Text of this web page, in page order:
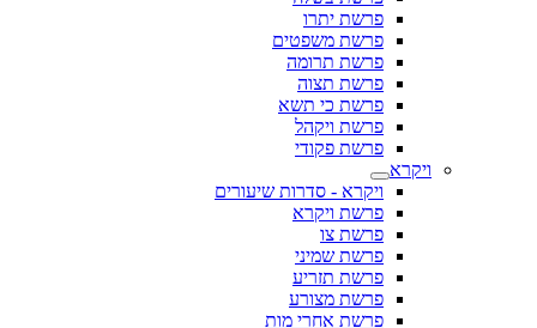
פרשת יתרו
פרשת משפטים
פרשת תרומה
פרשת תצוה
פרשת כי תשא
פרשת ויקהל
פרשת פקודי
ויקרא
ויקרא - סדרות שיעורים
פרשת ויקרא
פרשת צו
פרשת שמיני
פרשת תזריע
פרשת מצורע
פרשת אחרי מות